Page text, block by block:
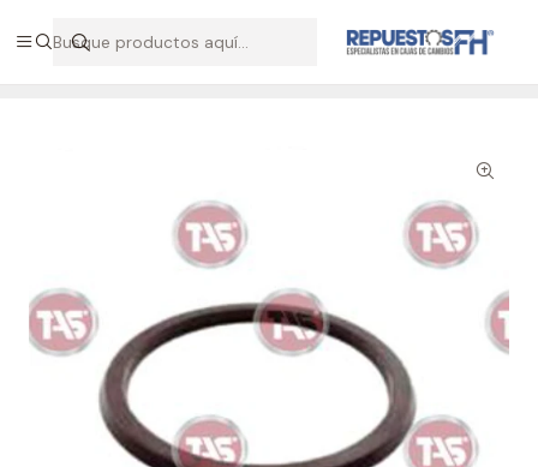
Hablemos por WhatsApp +56 9 7138 9597 / +56 9 8500 2568